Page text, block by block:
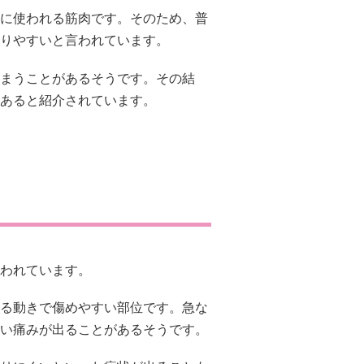
使われる筋肉です。そのため、普
やすいと言われています。
うことがあるそうです。その結
ると紹介されています。
れています。
動きで傷めやすい部位です。急な
痛みが出ることがあるそうです。